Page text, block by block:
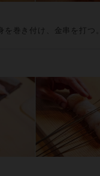
巻き付け、金串を打つ。